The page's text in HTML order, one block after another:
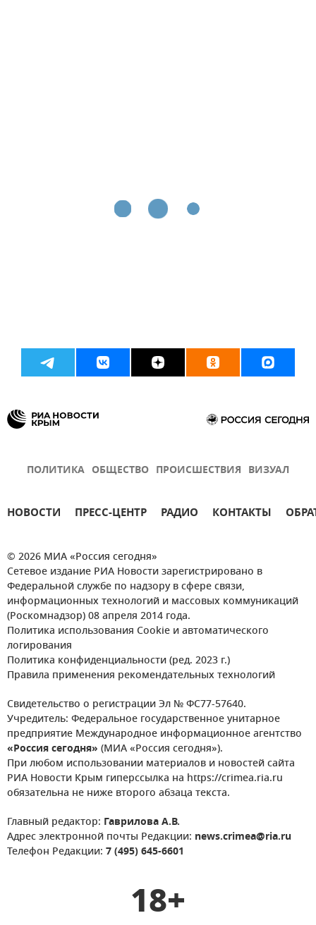
ПОЛИТИКА ОБЩЕСТВО ПРОИСШЕСТВИЯ ВИЗУАЛ
НОВОСТИ ПРЕСС-ЦЕНТР РАДИО КОНТАКТЫ
© 2026 МИА «Россия сегодня»
Сетевое издание РИА Новости зарегистрировано в
Федеральной службе по надзору в сфере связи,
информационных технологий и массовых коммуникаций
(Роскомнадзор) 08 апреля 2014 года.
Политика использования Cookie и автоматического
логирования
Политика конфиденциальности (ред. 2023 г.)
Правила применения рекомендательных технологий
Свидетельство о регистрации Эл № ФС77-57640.
Учредитель: Федеральное государственное унитарное
предприятие Международное информационное агентство
«Россия сегодня» (МИА «Россия сегодня»).
При любом использовании материалов и новостей сайта
РИА Новости Крым гиперссылка на https://crimea.ria.ru
обязательна не ниже второго абзаца текста.
Главный редактор: Гаврилова А.В.
Адрес электронной почты Редакции: news.crimea@ria.ru
Телефон Редакции: 7 (495) 645-6601
18+